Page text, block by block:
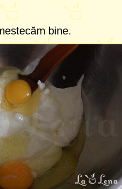
bine.